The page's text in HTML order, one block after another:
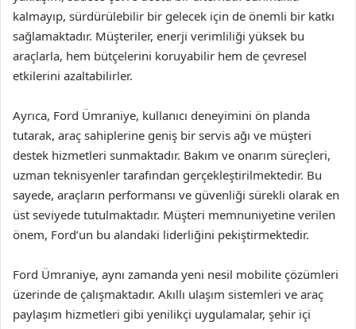
kalmayıp, sürdürülebilir bir gelecek için de önemli bir katkı
sağlamaktadır. Müşteriler, enerji verimliliği yüksek bu
araçlarla, hem bütçelerini koruyabilir hem de çevresel
etkilerini azaltabilirler.
Ayrıca, Ford Ümraniye, kullanıcı deneyimini ön planda
tutarak, araç sahiplerine geniş bir servis ağı ve müşteri
destek hizmetleri sunmaktadır. Bakım ve onarım süreçleri,
uzman teknisyenler tarafından gerçekleştirilmektedir. Bu
sayede, araçların performansı ve güvenliği sürekli olarak en
üst seviyede tutulmaktadır. Müşteri memnuniyetine verilen
önem, Ford’un bu alandaki liderliğini pekiştirmektedir.
Ford Ümraniye, aynı zamanda yeni nesil mobilite çözümleri
üzerinde de çalışmaktadır. Akıllı ulaşım sistemleri ve araç
paylaşım hizmetleri gibi yenilikçi uygulamalar, şehir içi